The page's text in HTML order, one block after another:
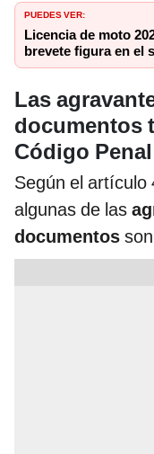
PUEDES VER:
Licencia de moto
brevete figura en el
Las
documentos
Código Penal
Según el artículo
algunas de las
documentos